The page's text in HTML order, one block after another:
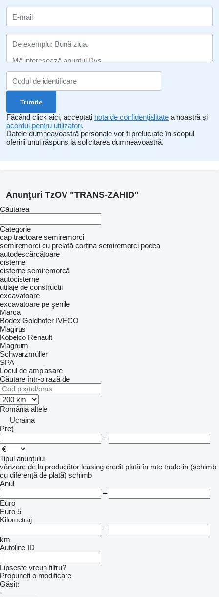
Făcând click aici, acceptați nota de confidențialitate a noastră și
acordul pentru utilizatori.
Datele dumneavoastră personale vor fi prelucrate în scopul
oferirii unui răspuns la solicitarea dumneavoastră.
Anunţuri TzOV "TRANS-ZAHID"
Căutarea
Categorie
cap tractoare semiremorci
semiremorci cu prelată cortina semiremorci podea
autodescărcătoare
cisterne
cisterne semiremorcă
autocisterne
utilaje de constructii
excavatoare
excavatoare pe şenile
Marca
Bodex Goldhofer IVECO
Magirus
Kobelco Renault
Magnum
Schwarzmüller
SPA
Locul de amplasare
Căutare într-o rază de
România altele
Ucraina
Preţ
–
Tipul anunțului
vânzare de la producător leasing credit plată în rate trade-in (schimb
cu diferență de plată) schimb
Anul
–
Euro
Euro 5
Kilometraj
–
km
Autoline ID
Lipsește vreun filtru?
Propuneți o modificare
Găsit:
-